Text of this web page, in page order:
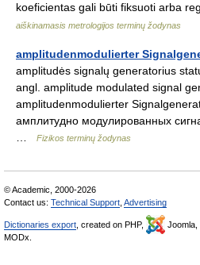
koeficientas gali būti fiksuoti arba
aiškinamasis metrologijos terminų žodynas
amplitudenmodulierter
amplitudės signalų generatorius
angl. amplitude modulated signal
amplitudenmodulierter
амплитудно модулированных
Fizikos terminų žodynas
© Academic, 2000-2026
Contact us: Technical Support Advertising
Dictionaries export , created on PHP, Joomla,
MODx.